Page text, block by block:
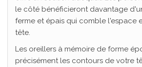
le côté bénéficieront davantage
ferme et épais qui comble l'espace
tête.
Les oreillers à mémoire de forme
précisément les contours de votre